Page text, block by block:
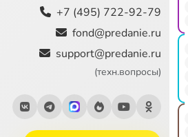
+7 (495) 722-92-79
fond@predanie.ru
support@predanie.ru
(техн.вопросы)